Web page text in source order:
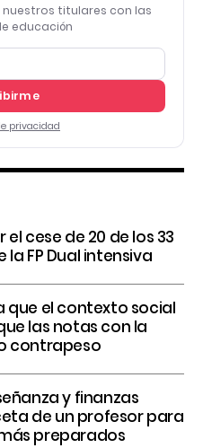
titulares con las
educación
privacidad
cese de 20 de los 33
FP Dual intensiva
que el contexto social
las notas con la
contrapeso
y finanzas
de un profesor para
preparados